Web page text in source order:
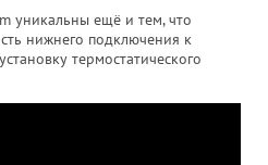
уникальны ещё и тем, что
нижнего подключения к
термостатического